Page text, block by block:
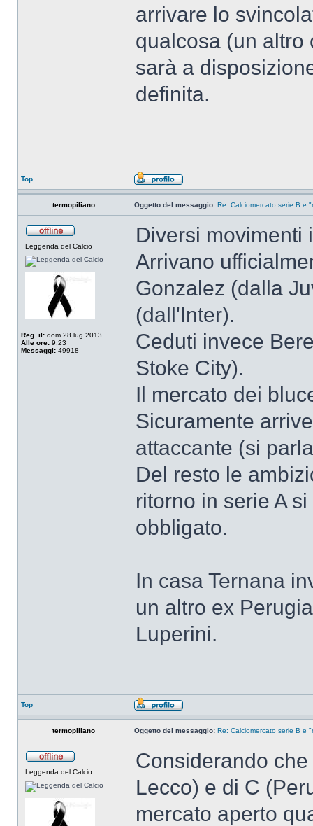
arrivare lo
qualcosa (un altro
sarà a
definita.
Top
termopiliano Oggetto del messaggio: Re: Calciomercato serie B e
Leggenda del Calcio
Reg. il: dom 28 lug 2013
Alle ore: 9:23
Messaggi: 49918
Diversi movimenti
Arrivano
Gonzalez (dalla
(dall'Inter).
Ceduti invece
Stoke City).
Il mercato dei
Sicuramente
attaccante (si
Del resto le
ritorno in serie A
obbligato.
In casa Ternana
un altro ex
Luperini.
Top
termopiliano Oggetto del messaggio: Re: Calciomercato serie B e
Leggenda del Calcio
Considerando
Lecco) e di C
mercato aperto